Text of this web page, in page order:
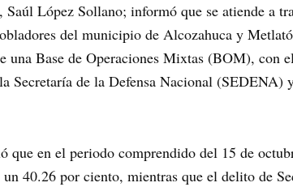
López Sollano; informó que se atiende a
del municipio de Alcozahuca y
una Base de Operaciones Mixtas (BOM), con
Secretaría de la Defensa Nacional
que en el periodo comprendido del 15 de
40.26 por ciento, mientras que el delito de